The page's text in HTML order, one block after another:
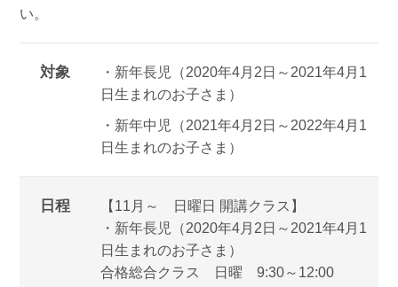
い。
対象
・新年長児（2020年4月2日～2021年4月1
日生まれのお子さま）
・新年中児（2021年4月2日～2022年4月1
日生まれのお子さま）
日程
【11月～ 日曜日 開講クラス】
・新年長児（2020年4月2日～2021年4月1
日生まれのお子さま）
合格総合クラス 日曜 9:30～12:00